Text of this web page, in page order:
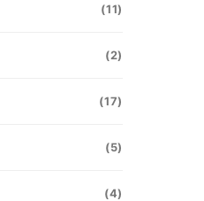
(11)
(2)
(17)
(5)
(4)